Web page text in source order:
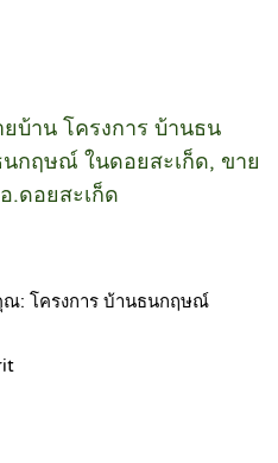
บ้าน โครงการ บ้านธน
กฤษณ์ ในดอยสะเก็ด, ขาย
.ดอยสะเก็ด
ณ: โครงการ บ้านธนกฤษณ์